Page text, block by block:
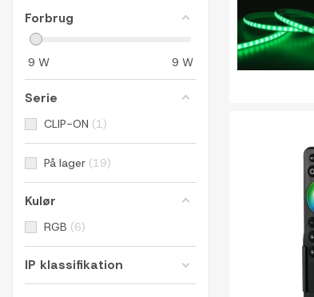
Forbrug
9 W 9 W
Serie
CLIP-ON 1
På lager 19
Kulør
RGB 6
IP klassifikation